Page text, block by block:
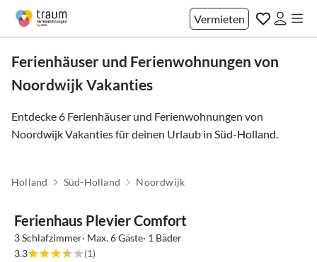
Vermieten
Ferienhäuser und Ferienwohnungen von
Noordwijk Vakanties
Entdecke 6 Ferienhäuser und Ferienwohnungen von
Noordwijk Vakanties für deinen Urlaub in Süd-Holland.
Holland Süd-Holland Noordwijk
Ferienhaus Plevier Comfort
3 Schlafzimmer· Max. 6 Gäste· 1 Bäder
3.3
(1)